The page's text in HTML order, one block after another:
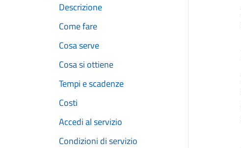
Descrizione
Come fare
Cosa serve
Cosa si ottiene
Tempi e scadenze
Costi
Accedi al servizio
Condizioni di servizio